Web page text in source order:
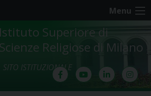
Menu
Istituto Superiore di
Scienze Religiose di Milano
SITO ISTITUZIONALE